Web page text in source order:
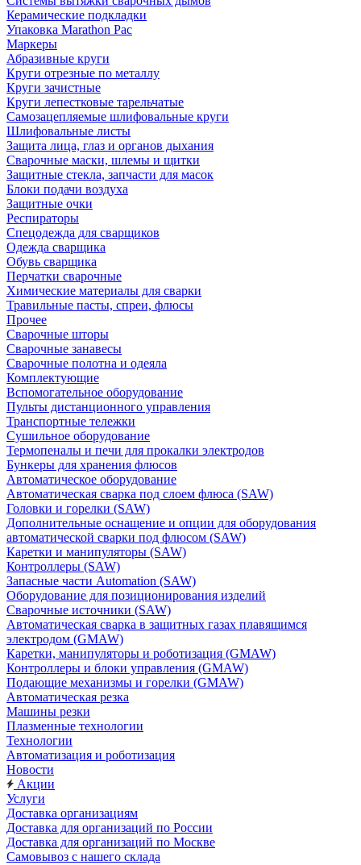
Керамические подкладки
Упаковка Marathon Pac
Маркеры
Абразивные круги
Круги отрезные по металлу
Круги зачистные
Круги лепестковые тарельчатые
Самозацепляемые шлифовальные круги
Шлифовальные листы
Защита лица, глаз и органов дыхания
Сварочные маски, шлемы и щитки
Защитные стекла, запчасти для масок
Блоки подачи воздуха
Защитные очки
Респираторы
Спецодежда для сварщиков
Одежда сварщика
Обувь сварщика
Перчатки сварочные
Химические материалы для сварки
Травильные пасты, спреи, флюсы
Прочее
Сварочные шторы
Сварочные занавесы
Сварочные полотна и одеяла
Комплектующие
Вспомогательное оборудование
Пульты дистанционного управления
Транспортные тележки
Сушильное оборудование
Термопеналы и печи для прокалки электродов
Бункеры для хранения флюсов
Автоматическое оборудование
Автоматическая сварка под слоем флюса (SAW)
Головки и горелки (SAW)
Дополнительные оснащение и опции для оборудования
автоматической сварки под флюсом (SAW)
Каретки и манипуляторы (SAW)
Контроллеры (SAW)
Запасные части Automation (SAW)
Оборудование для позиционирования изделий
Сварочные источники (SAW)
Автоматическая сварка в защитных газах плавящимся
электродом (GMAW)
Каретки, манипуляторы и роботизация (GMAW)
Контроллеры и блоки управления (GMAW)
Подающие механизмы и горелки (GMAW)
Автоматическая резка
Машины резки
Плазменные технологии
Технологии
Автоматизация и роботизация
Новости
Акции
Услуги
Доставка организациям
Доставка для организаций по России
Доставка для организаций по Москве
Самовывоз с нашего склада